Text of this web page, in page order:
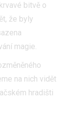
bitvě o
že byly
magie.
na nich vidět
hradišti